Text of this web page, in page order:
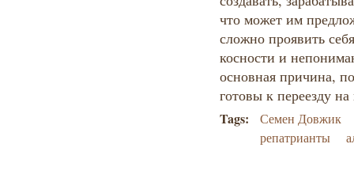
что может им
сложно проявить
косности и
основная причина,
готовы к переезду
Tags:
Семен Довжик
репатрианты